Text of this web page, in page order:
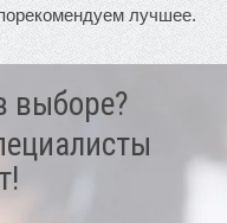
лучшее.
выборе?